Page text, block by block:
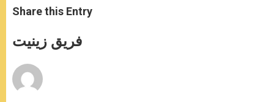
t
s
p
p
s
e
g
e
e
b
o
k
Share this Entry
فريق زينيت